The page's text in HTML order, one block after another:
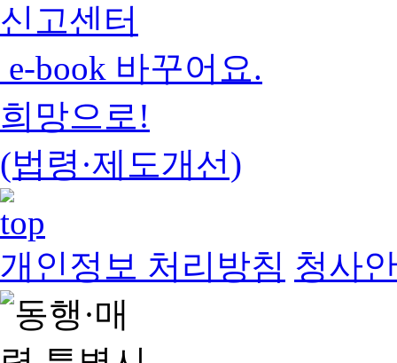
신고센터
e-book 바꾸어요.
희망으로!
(법령·제도개선)
개인정보 처리방침 청사